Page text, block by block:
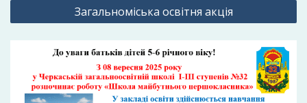
Загальноміська освітня акція